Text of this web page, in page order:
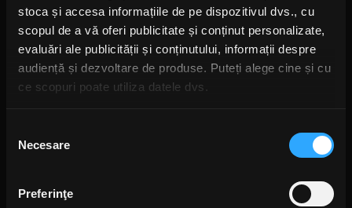
stoca și accesa informațiile de pe dispozitivul dvs., cu
scopul de a vă oferi publicitate și conținut personalizate,
evaluări ale publicității și conținutului, informații despre
audiență și dezvoltare de produse. Puteți alege cine și cu
ce scopuri poate utiliza datele dvs.
Să colectăm informațiile cu privire la locația dvs.
Să vă identificăm dispozitivul scanândul-l în mod
activ după caracteristici specifice (amprentare)
consimțământului
Necesare
Preferinţe
Rock Driver - 14.07.2026 - Liviu
Condurache, despre Bucovina Motor Fest
2026
14 IULIE 2026 – 00:09:12
Rock Driver - 9.07.2026 - Mirela Caracote &
Rock Driver - 30.06.2026 - 7th Boulevard și